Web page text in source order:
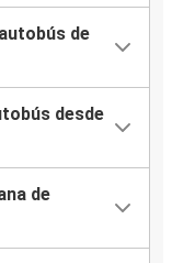
de
desde
de